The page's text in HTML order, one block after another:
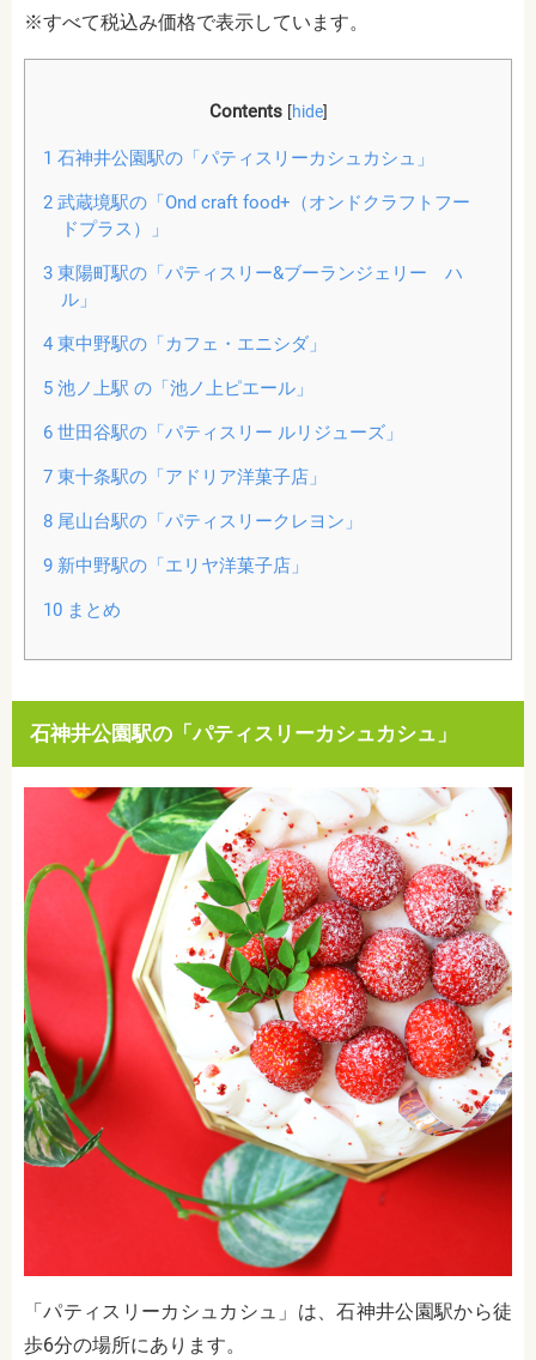
※すべて税込み価格で表示しています。
Contents [hide]
1 石神井公園駅の「パティスリーカシュカシュ」
2武蔵境駅の「Ond craft food+（オンドクラフトフー
ドプラス）」
3東陽町駅の「パティスリー&ブーランジェリー ハ
ル」
4東中野駅の「カフェ・エニシダ」
5池ノ上駅 の「池ノ上ピエール」
6世田谷駅の「パティスリー ルリジューズ」
7東十条駅の「アドリア洋菓子店」
8尾山台駅の「パティスリークレヨン」
9新中野駅の「エリヤ洋菓子店」
10まとめ
石神井公園駅の「パティスリーカシュカシュ」
「パティスリーカシュカシュ」は、石神井公園駅から徒
歩6分の場所にあります。